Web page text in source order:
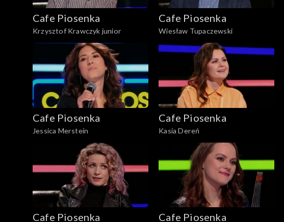
Cafe Piosenka
Krzysztof Krawczyk junior
Cafe Piosenka
Wiesław Tupaczewski
Cafe Piosenka
Jessica Merstein
Cafe Piosenka
Kasia Dereń
Cafe Piosenka Cafe Piosenka